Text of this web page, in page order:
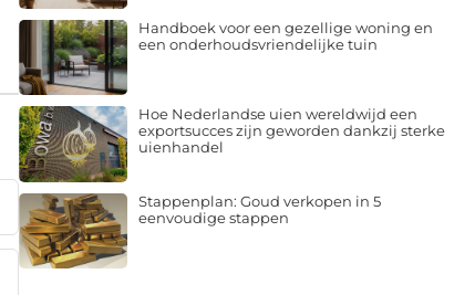
Handboek voor een gezellige woning en
een onderhoudsvriendelijke tuin
Hoe Nederlandse uien wereldwijd een
exportsucces zijn geworden dankzij sterke
uienhandel
Stappenplan: Goud verkopen in 5
eenvoudige stappen